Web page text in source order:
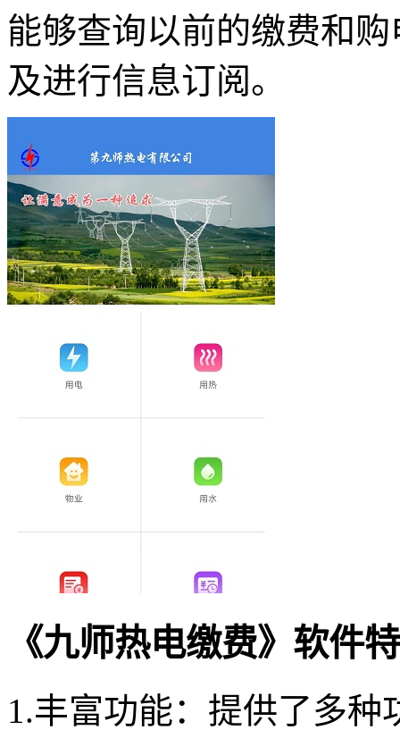
能够查询以前的缴费和
及进行信息订阅。
《九师热电缴费》软件
1.丰富功能：提供了多